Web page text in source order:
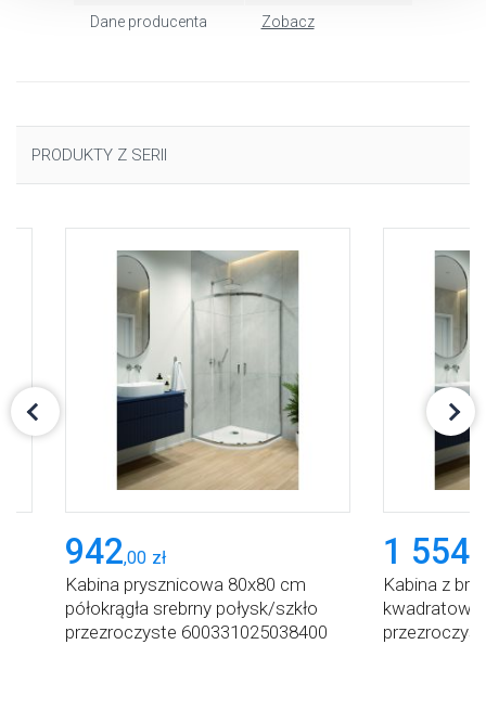
dlaczego ich przepisy, przejdź do zakładu „Informacje o
Dane producenta Zobacz
PRODUKTY Z SERII
942,00 zł
Kabina prysznicowa 80x80 cm
półokrągła srebrny połysk/szkło
przezroczyste 600331025038400
1 554
Kabina z
kwadratowa